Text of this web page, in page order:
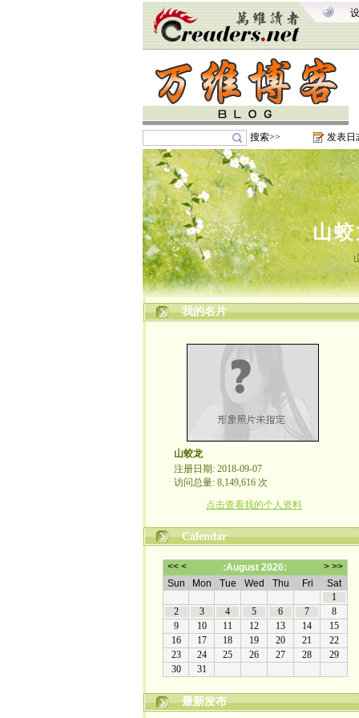
搜索>> 发表日
山
我的名片
山蛟龙
注册日期: 2018-09-07
访问总量: 8,149,616 次
点击查看我的个人资料
Calendar
最新发布